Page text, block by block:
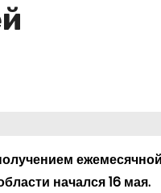
начался 16 мая.